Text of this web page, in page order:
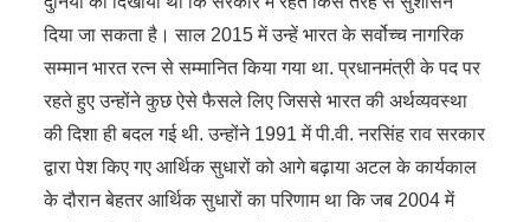
दिया जा सकता है। साल 2015 में उन्हें भारत के सर्वोच्च नागरिक
सम्मान भारत रत्न से सम्मानित किया गया था. प्रधानमंत्री के पद पर
रहते हुए उन्होंने कुछ ऐसे फैसले लिए जिससे भारत की अर्थव्यवस्था
की दिशा ही बदल गई थी. उन्होंने 1991 में पी.वी. नरसिंह राव सरकार
द्वारा पेश किए गए आर्थिक सुधारों को आगे बढ़ाया अटल के कार्यकाल
के दौरान बेहतर आर्थिक सुधारों का परिणाम था कि जब 2004 में